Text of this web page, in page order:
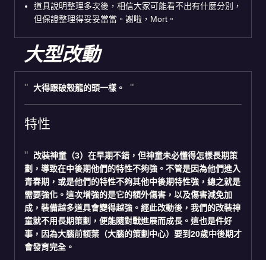
道具說明整理多次後，相信大家可能看不出有什麼分別，
但保證整理得妥妥當當。謝啦，Mort。
大型改動
大得跟破殼龍的頭一樣。
特性
改裝神童 （3）在早期不錯，但神童未必懂得怎樣長期策
劃，導致在中後期他們的特性不夠強。不管是因為他們進入
青春期，或是他們的特性不夠其他中後期特性強，總之就是
需要強化。這次增強的是它的額外傷害，以及傷害減免加
成，裝備越多道具會變得越強。經此改動後，我們的改裝神
童就不用長期策劃，便能隨對戰進展而成長。這也是件好
事，因為大腦前額葉（大腦的策劃中心）要到20歲中後期才
會發育完全。